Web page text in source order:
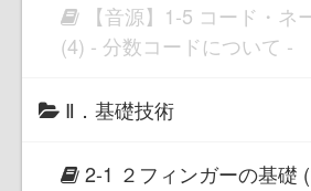
【音源】1-5 コード・ネ
(4) - 分数コードについて -
Ⅱ．基礎技術
2-1 ２フィンガーの基礎